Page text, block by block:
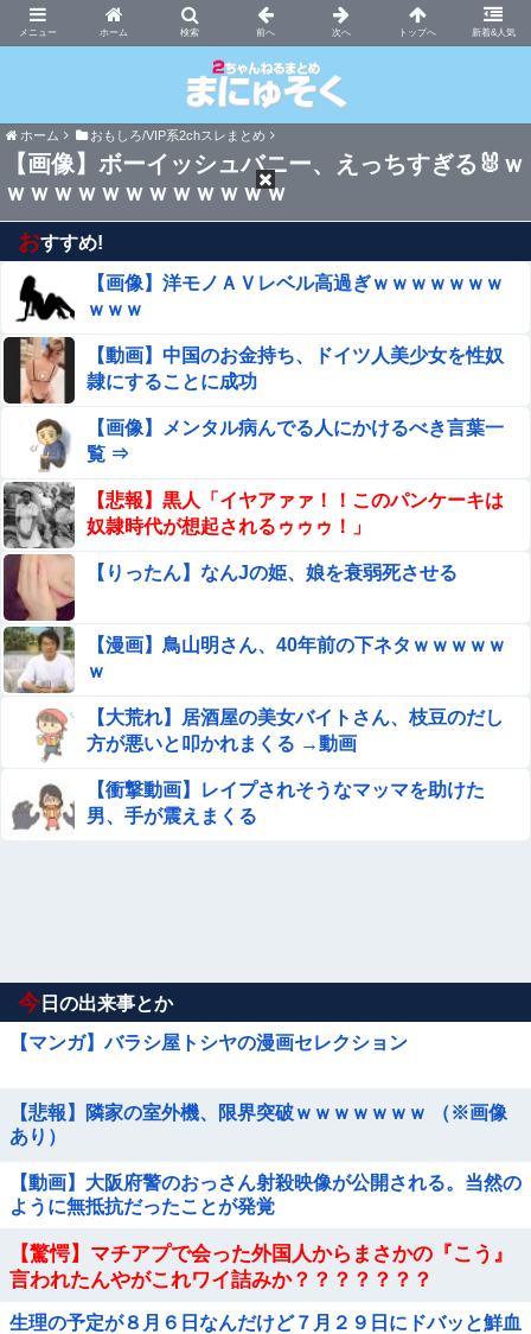
ホーム 新着&人気
まにゅそく 2chまとめニュース速報VIP
ホーム おもしろ/VIP系2chスレまとめ
【画像】ボーイッシュバニー、えっちすぎる🐰ｗ
ｗｗｗｗｗｗｗｗｗｗｗｗ
おすすめ!
【画像】洋モノＡＶレベル高過ぎｗｗｗｗｗｗｗ
ｗｗｗ
【動画】中国のお金持ち、ドイツ人美少女を性奴
隷にすることに成功
【画像】メンタル病んでる人にかけるべき言葉一
覧 ⇒
【悲報】黒人「イヤアァァ！！このパンケーキは
奴隷時代が想起されるゥゥゥ！」
【りったん】なんJの姫、娘を衰弱死させる
【漫画】鳥山明さん、40年前の下ネタｗｗｗｗｗ
ｗ
【大荒れ】居酒屋の美女バイトさん、枝豆のだし
方が悪いと叩かれまくる →動画
【衝撃動画】レイプされそうなマッマを助けた
男、手が震えまくる
今 日の出来事とか
【マンガ】バラシ屋トシヤの漫画セレクション
【悲報】隣家の室外機、限界突破ｗｗｗｗｗｗｗ （※画像
あり）
【動画】大阪府警のおっさん射殺映像が公開される。当然の
ように無抵抗だったことが発覚
【驚愕】マチアプで会った外国人からまさかの『こう』
言われたんやがこれワイ詰みか？？？？？？？
生理の予定が８月６日なんだけど７月２９日にドバッと鮮血